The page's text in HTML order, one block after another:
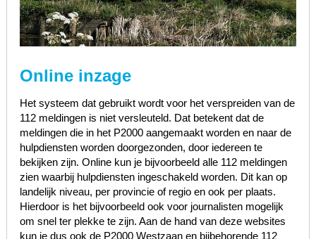
Online inzage
Het systeem dat gebruikt wordt voor het verspreiden van de
112 meldingen is niet versleuteld. Dat betekent dat de
meldingen die in het P2000 aangemaakt worden en naar de
hulpdiensten worden doorgezonden, door iedereen te
bekijken zijn. Online kun je bijvoorbeeld alle 112 meldingen
zien waarbij hulpdiensten ingeschakeld worden. Dit kan op
landelijk niveau, per provincie of regio en ook per plaats.
Hierdoor is het bijvoorbeeld ook voor journalisten mogelijk
om snel ter plekke te zijn. Aan de hand van deze websites
kun je dus ook de P2000 Westzaan en bijbehorende 112